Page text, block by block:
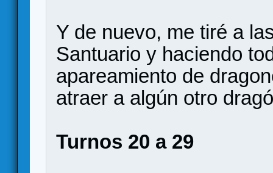
Y de nuevo, me tiré a
Santuario y haciendo
apareamiento de
atraer a algún otro
Turnos 20 a 29